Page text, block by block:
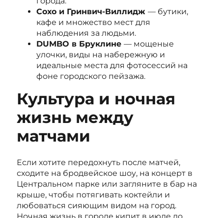
Сохо и Гринвич-Виллидж — бутики,
кафе и множество мест для
наблюдения за людьми.
DUMBO в Бруклине — мощеные
улочки, виды на набережную и
идеальные места для фотосессий на
фоне городского пейзажа.
Культура и ночная
жизнь между
матчами
Если хотите передохнуть после матчей,
сходите на бродвейское шоу, на концерт в
Центральном парке или загляните в бар на
крыше, чтобы потягивать коктейли и
любоваться сияющим видом на город.